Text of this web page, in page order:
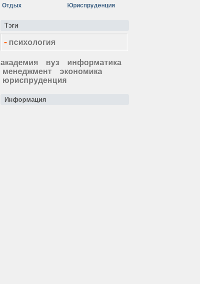
Отдых
Юриспруденция
Тэги
- психология
академия вуз
информатика
менеджмент
экономика
юриспруденция
Информация